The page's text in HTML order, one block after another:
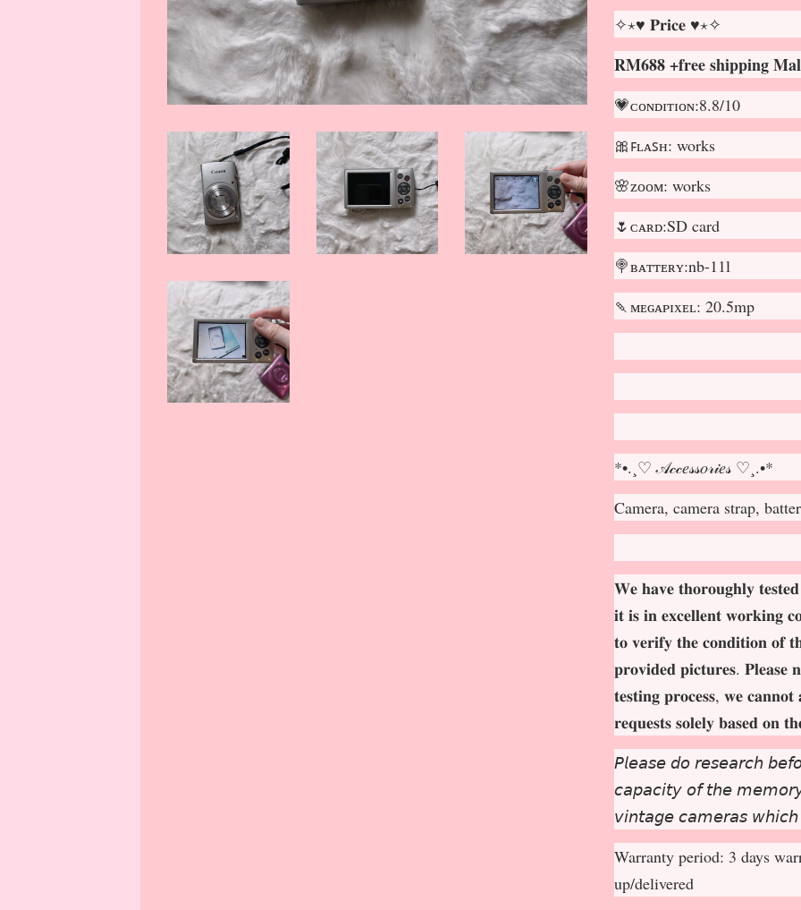
✧⋆♥ 𝐏𝐫𝐢𝐜𝐞 ♥⋆✧
RM688 +free shipping
💗ᴄᴏɴᴅɪᴛɪᴏɴ:8.8/10
🎀ꜰʟᴀꜱʜ: works
🌸ᴢᴏᴏᴍ: works
🌷ᴄᴀʀᴅ:SD card
🍭ʙᴀᴛᴛᴇʀʏ:nb-11l
🍡ᴍᴇɢᴀᴘɪxᴇʟ: 20.5mp
*•.¸♡ 𝒜𝒸𝒸𝑒𝓈𝓈𝑜𝓇𝒾𝑒𝓈 ♡¸.•*
Camera, camera strap,
𝐖𝐞 𝐡𝐚𝐯𝐞 𝐭𝐡𝐨𝐫𝐨𝐮𝐠𝐡𝐥𝐲
𝐢𝐭 𝐢𝐬 𝐢𝐧 𝐞𝐱𝐜𝐞𝐥𝐥𝐞𝐧𝐭
𝐭𝐨 𝐯𝐞𝐫𝐢𝐟𝐲 𝐭𝐡𝐞 𝐜𝐨𝐧𝐝𝐢𝐭𝐢𝐨𝐧 𝐨𝐟
𝐩𝐫𝐨𝐯𝐢𝐝𝐞𝐝 𝐩𝐢𝐜𝐭𝐮𝐫𝐞𝐬. 𝐏𝐥𝐞𝐚𝐬𝐞
𝐭𝐞𝐬𝐭𝐢𝐧𝐠 𝐩𝐫𝐨𝐜𝐞𝐬𝐬, 𝐰𝐞 𝐜𝐚𝐧𝐧𝐨𝐭
𝐫𝐞𝐪𝐮𝐞𝐬𝐭𝐬 𝐬𝐨𝐥𝐞𝐥𝐲 𝐛𝐚𝐬𝐞𝐝 𝐨𝐧
𝘗𝘭𝘦𝘢𝘴𝘦 𝘥𝘰 𝘳𝘦𝘴𝘦𝘢𝘳𝘤𝘩
𝘤𝘢𝘱𝘢𝘤𝘪𝘵𝘺 𝘰𝘧 𝘵𝘩𝘦
𝘷𝘪𝘯𝘵𝘢𝘨𝘦 𝘤𝘢𝘮𝘦𝘳𝘢𝘴
Warranty period: 3 days
up/delivered